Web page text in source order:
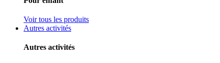
Voir tous les produits
Autres activités
Autres activités